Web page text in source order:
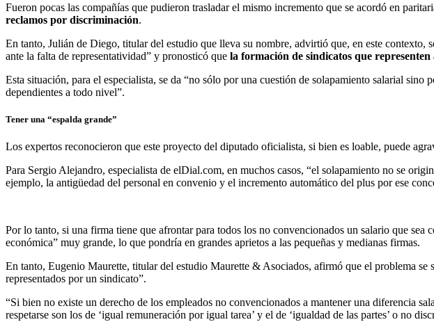
Fueron pocas las compañías que pudieron trasladar el mismo incremento que se acordó en
reclamos por discriminación.
En tanto, Julián de Diego, titular del estudio que lleva su nombre, advirtió que, en este contexto,
ante la falta de representatividad” y pronosticó que la formación de sindicatos que
Esta situación, para el especialista, se da “no sólo por una cuestión de solapamiento salarial
dependientes a todo nivel”.
Tener una “espalda grande”
Los expertos reconocieron que este proyecto del diputado oficialista, si bien es loable, puede
Para Sergio Alejandro, especialista de elDial.com, en muchos casos, “el solapamiento no se
ejemplo, la antigüedad del personal en convenio y el incremento automático del plus por ese
Por lo tanto, si una firma tiene que afrontar para todos los no convencionados un salario que
económica” muy grande, lo que pondría en grandes aprietos a las pequeñas y medianas firmas.
En tanto, Eugenio Maurette, titular del estudio Maurette & Asociados, afirmó que el problema se
representados por un sindicato”.
“Si bien no existe un derecho de los empleados no convencionados a mantener una diferencia
respetarse son los de ‘igual remuneración por igual tarea’ y el de ‘igualdad de las partes’ o no